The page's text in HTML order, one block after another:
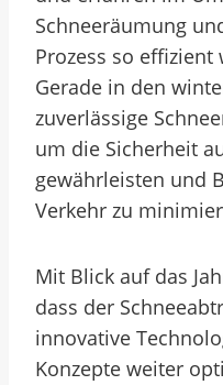
Schneeräumung
Prozess so
Gerade in den
zuverlässige
um die Sicherheit
gewährleisten und
Verkehr zu
Mit Blick auf das
dass der
innovative
Konzepte weiter